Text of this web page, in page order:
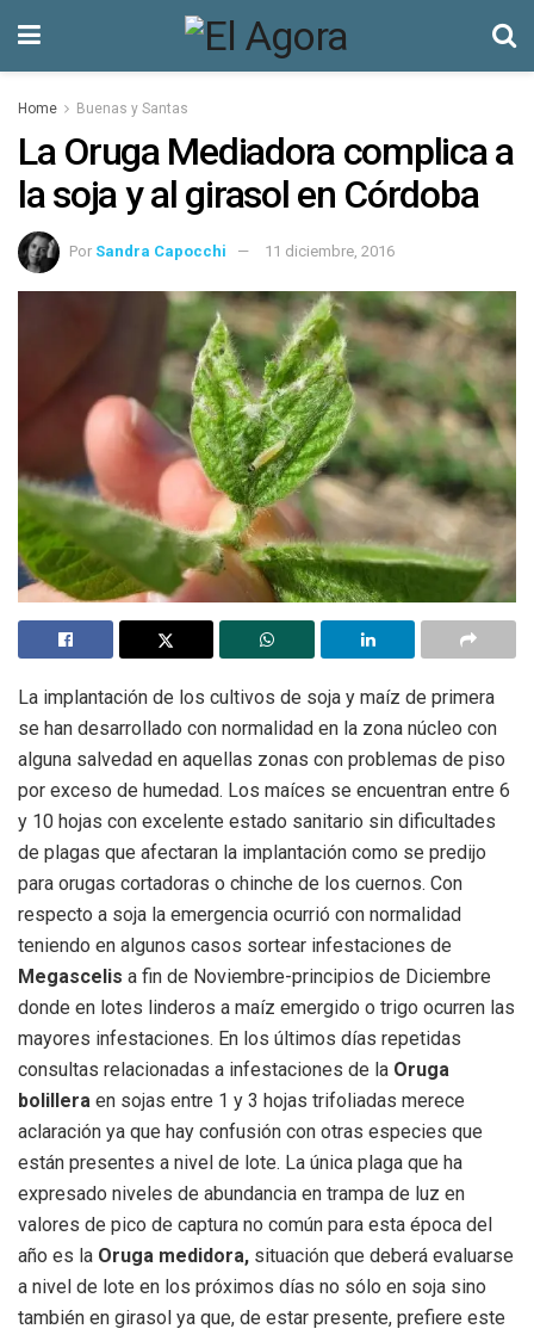
Home Buenas y Santas
La Oruga Mediadora complica a
la soja y al girasol en Córdoba
Por Sandra Capocchi 11 diciembre, 2016
La implantación de los cultivos de soja y maíz de primera
se han desarrollado con normalidad en la zona núcleo con
alguna salvedad en aquellas zonas con problemas de piso
por exceso de humedad. Los maíces se encuentran entre 6
y 10 hojas con excelente estado sanitario sin dificultades
de plagas que afectaran la implantación como se predijo
para orugas cortadoras o chinche de los cuernos. Con
respecto a soja la emergencia ocurrió con normalidad
teniendo en algunos casos sortear infestaciones de
Megascelis a fin de Noviembre-principios de Diciembre
donde en lotes linderos a maíz emergido o trigo ocurren las
mayores infestaciones. En los últimos días repetidas
consultas relacionadas a infestaciones de la Oruga
bolillera en sojas entre 1 y 3 hojas trifoliadas merece
aclaración ya que hay confusión con otras especies que
están presentes a nivel de lote. La única plaga que ha
expresado niveles de abundancia en trampa de luz en
valores de pico de captura no común para esta época del
año es la Oruga medidora, situación que deberá evaluarse
a nivel de lote en los próximos días no sólo en soja sino
también en girasol ya que, de estar presente, prefiere este